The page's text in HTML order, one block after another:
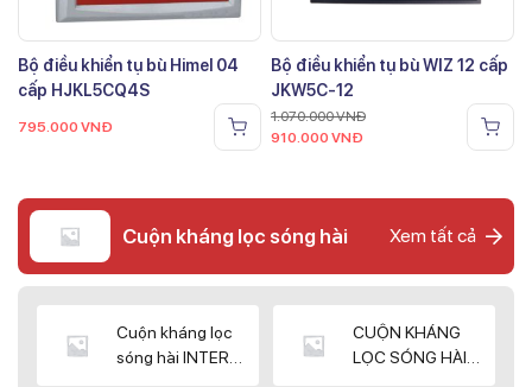
Bộ điều khiển tụ bù Himel 04
cấp HJKL5CQ4S
795.000 VNĐ
Bộ điều khiển tụ bù WIZ 12 cấp
JKW5C-12
1.070.000VNĐ
910.000 VNĐ
Cuộn kháng lọc sóng hài Xem tất cả
Cuộn kháng lọc
sóng hài INTER
CUỘN KHÁNG
LỌC SÓNG HÀI